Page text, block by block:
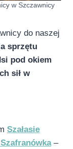
w Szczawnicy
do naszej
sprzętu
pod okiem
sił w
Szałasie
–